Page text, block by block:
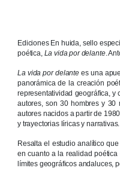
Ediciones En huida, sello
poética, La vida por delante.
La vida por delantees una
panorámica de la creación
representatividad geográfica,
autores, son 30 hombres y 30
autores nacidos a partir de
y trayectorias líricas y narrativas.
Resalta el estudio analítico
en cuanto a la realidad
límites geográficos andaluces,